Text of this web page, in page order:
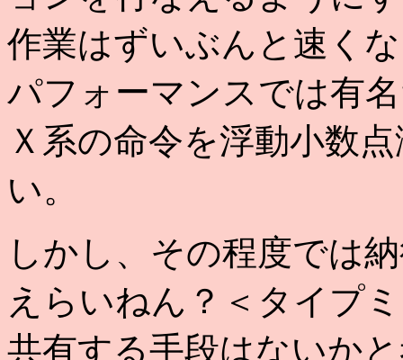
作業はずいぶんと速く
パフォーマンスでは有
Ｘ系の命令を浮動小数
い。
しかし、その程度では
えらいねん？＜タイプ
共有する手段はないか